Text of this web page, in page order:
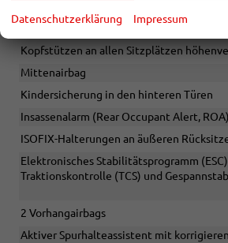
Notruf-Service e-Call
Kopfstützen an allen Sitzplätzen
Mittenairbag
Kindersicherung in den hinteren Türen
Insassenalarm (Rear Occupant Alert, ROA)
ISOFIX-Halterungen an äußeren
Elektronisches Stabilitätsprogramm
Traktionskontrolle (TCS) und
2 Vorhangairbags
Aktiver Spurhalteassistent mit
Datenschutzerklärung Impressum